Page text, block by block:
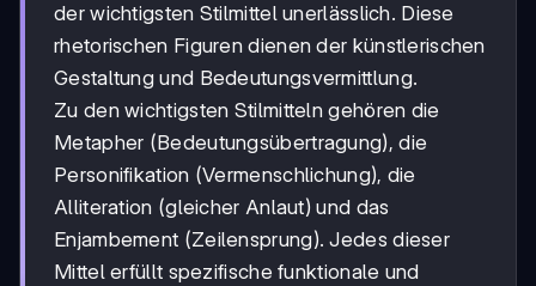
der wichtigsten Stilmittel unerlässlich. Diese
rhetorischen Figuren dienen der künstlerischen
Gestaltung und Bedeutungsvermittlung.
Zu den wichtigsten Stilmitteln gehören die
Metapher (Bedeutungsübertragung), die
Personifikation (Vermenschlichung), die
Alliteration (gleicher Anlaut) und das
Enjambement (Zeilensprung). Jedes dieser
Mittel erfüllt spezifische funktionale und